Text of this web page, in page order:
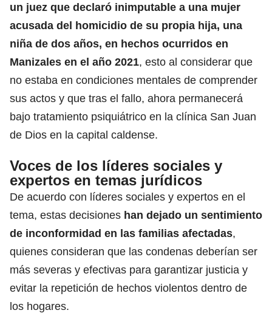
un juez que declaró inimputable a una mujer
acusada del homicidio de su propia hija, una
niña de dos años, en hechos ocurridos en
Manizales en el año 2021, esto al considerar que
no estaba en condiciones mentales de comprender
sus actos y que tras el fallo, ahora permanecerá
bajo tratamiento psiquiátrico en la clínica San Juan
de Dios en la capital caldense.
Voces de los líderes sociales y
expertos en temas jurídicos
De acuerdo con líderes sociales y expertos en el
tema, estas decisiones han dejado un sentimiento
de inconformidad en las familias afectadas,
quienes consideran que las condenas deberían ser
más severas y efectivas para garantizar justicia y
evitar la repetición de hechos violentos dentro de
los hogares.